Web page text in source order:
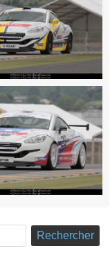
Rechercher